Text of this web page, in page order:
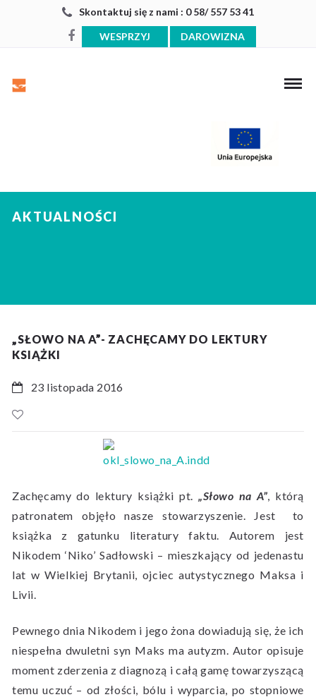
Skontaktuj się z nami : 0 58/ 557 53 41
WESPRZYJ DAROWIZNA
AKTUALNOŚCI
„SŁOWO NA A”- ZACHĘCAMY DO LEKTURY
KSIĄŻKI
23 listopada 2016
Zachęcamy do lektury książki pt.„Słowo na A”, którą
patronatem objęło nasze stowarzyszenie. Jest to
książka z gatunku literatury faktu. Autorem jest
Nikodem ‘Niko’ Sadłowski – mieszkający od jedenastu
lat w Wielkiej Brytanii, ojciec autystycznego Maksa i
Livii.
Pewnego dnia Nikodem i jego żona dowiadują się, że ich
niespełna dwuletni syn Maks ma autyzm. Autor opisuje
moment zderzenia z diagnozą i całą gamę towarzyszącą
temu uczuć – od złości, bólu i wyparcia, po stopniowe